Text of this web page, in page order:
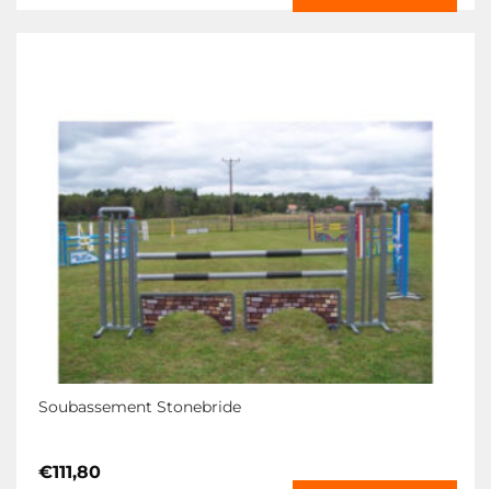
Soubassement Stonebride
€111,80